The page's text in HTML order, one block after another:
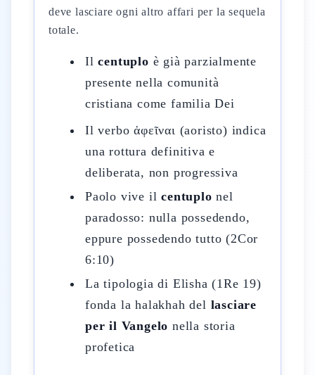
deve lasciare ogni altro affari per la sequela
totale.
Ilcentuplo è già parzialmente
presente nella comunità
cristiana come familia Dei
Il verbo ἀφεῖναι (aoristo) indica
una rottura definitiva e
deliberata, non progressiva
Paolo vive ilcentuplo nel
paradosso: nulla possedendo,
eppure possedendo tutto (2Cor
6:10)
La tipologia di Elisha (1Re 19)
fonda la halakhah del lasciare
per il Vangelo nella storia
profetica